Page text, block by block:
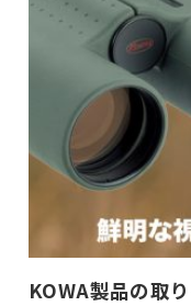
KOWA製品の取